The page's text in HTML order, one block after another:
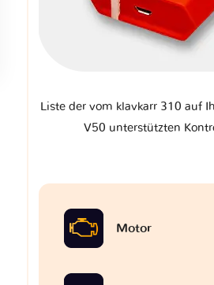
Liste der vom klavkarr 310 auf
V50 unterstützten
Motor